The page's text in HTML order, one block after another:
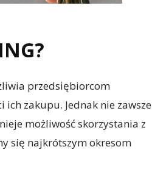
przedsiębiorcom
zakupu. Jednak nie zawsze
możliwość skorzystania z
się najkrótszym okresom